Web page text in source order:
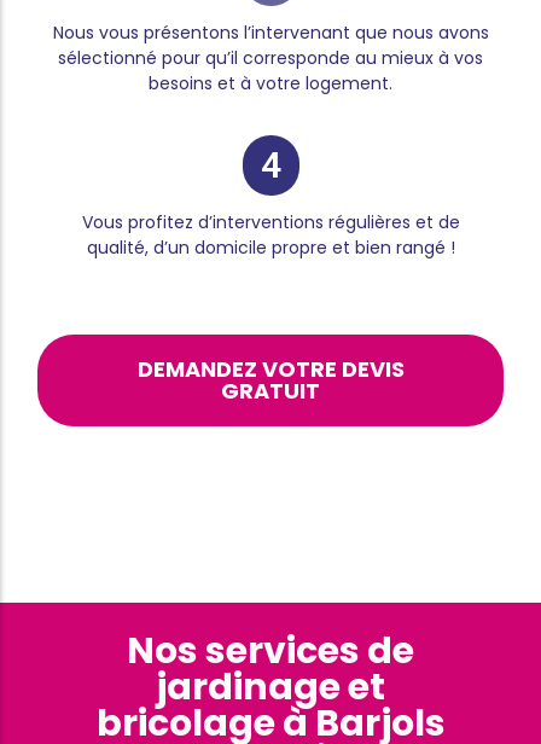
Nous vous présentons l’intervenant que nous avons
sélectionné pour qu’il corresponde au mieux à vos
besoins et à votre logement.
4
Vous profitez d’interventions régulières et de
qualité, d’un domicile propre et bien rangé !
DEMANDEZ VOTRE DEVIS
GRATUIT
Nos services de
jardinage et
bricolage à Barjols